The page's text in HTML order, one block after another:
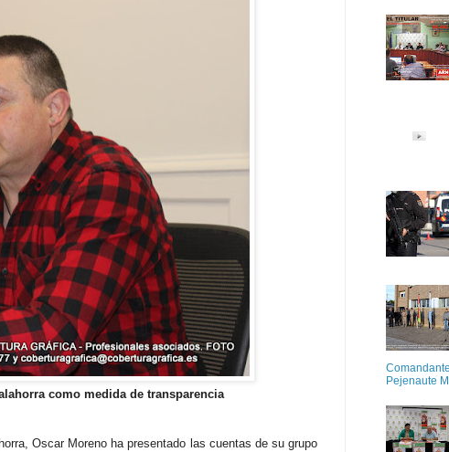
como medida de transparencia
Oscar Moreno ha presentado las cuentas de su grupo
Pejenaute